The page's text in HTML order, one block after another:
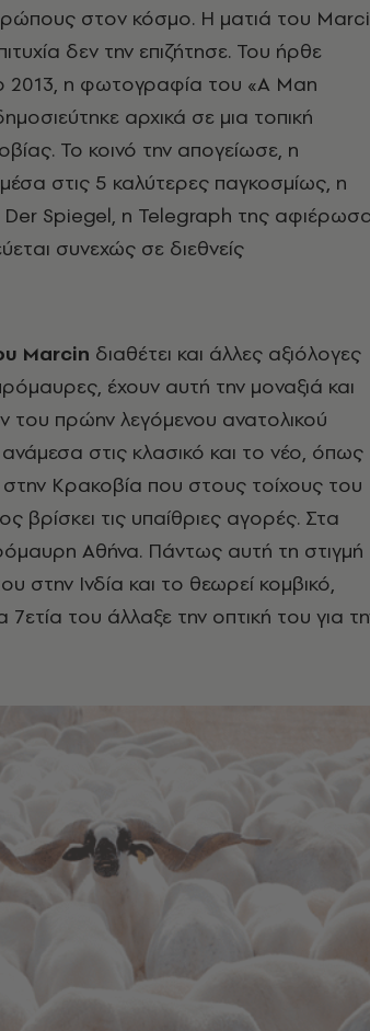
στον κόσμο. H ματιά του
δεν την επιζήτησε. Του ήρθε
η φωτογραφία του «A Man
αρχικά σε μια τοπική
Το κοινό την απογείωσε, η
στις 5 καλύτερες παγκοσμίως, η
Spiegel, η Telegraph της
συνεχώς σε διεθνείς
Marcin διαθέτει και άλλες αξιόλογες
έχουν αυτή την μοναξιά και
του πρώην λεγόμενου ανατολικού
στις κλασικό και το νέο, όπως
Κρακοβία που στους τοίχους του
βρίσκει τις υπαίθριες αγορές. Στα
Αθήνα. Πάντως αυτή τη στιγμή
στην Ινδία και το θεωρεί κομβικό,
7ετία του άλλαξε την οπτική του για